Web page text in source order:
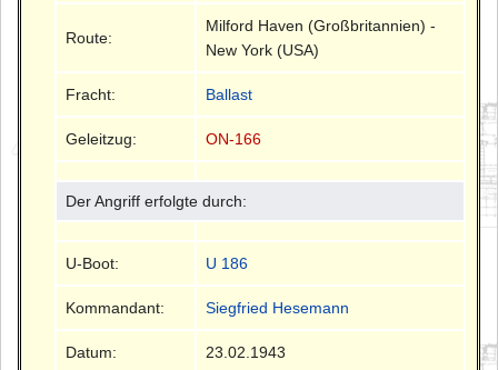
Route:
Milford Haven (Großbritannien) -
New York (USA)
Fracht: Ballast
Geleitzug: ON-166
Der Angriff erfolgte durch:
U-Boot: U 186
Kommandant: Siegfried Hesemann
Datum: 23.02.1943